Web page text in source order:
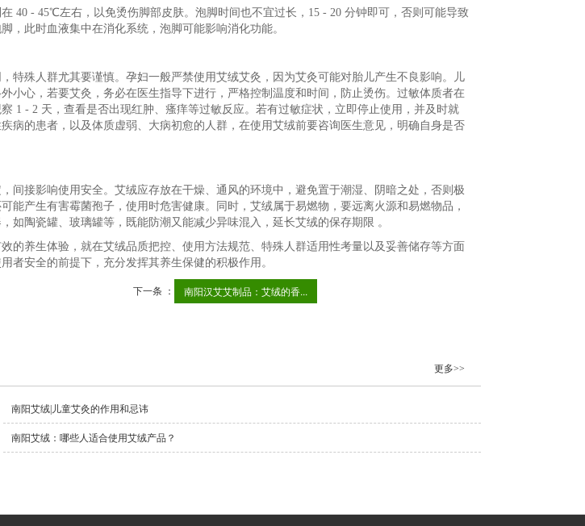
40 - 45℃左右，以免烫伤脚部皮肤。泡脚时间也不宜过长，15 - 20 分钟即可，否则可能导致
，此时血液集中在消化系统，泡脚可能影响消化功能。
特殊人群尤其要谨慎。孕妇一般严禁使用艾绒艾灸，因为艾灸可能对胎儿产生不良影响。儿
小心，若要艾灸，务必在医生指导下进行，严格控制温度和时间，防止烫伤。过敏体质者在
1 - 2 天，查看是否出现红肿、瘙痒等过敏反应。若有过敏症状，立即停止使用，并及时就
病的患者，以及体质虚弱、大病初愈的人群，在使用艾绒前要咨询医生意见，明确自身是否
间接影响使用安全。艾绒应存放在干燥、通风的环境中，避免置于潮湿、阴暗之处，否则极
能产生有害霉菌孢子，使用时危害健康。同时，艾绒属于易燃物，要远离火源和易燃物品，
如陶瓷罐、玻璃罐等，既能防潮又能减少异味混入，延长艾绒的保存期限 。
的养生体验，就在艾绒品质把控、使用方法规范、特殊人群适用性考量以及妥善储存等方面
者安全的前提下，充分发挥其养生保健的积极作用。
下一条 ： 南阳汉艾艾制品：艾绒的香...
更多>>
南阳艾绒|儿童艾灸的作用和忌讳
南阳艾绒：哪些人适合使用艾绒产品？